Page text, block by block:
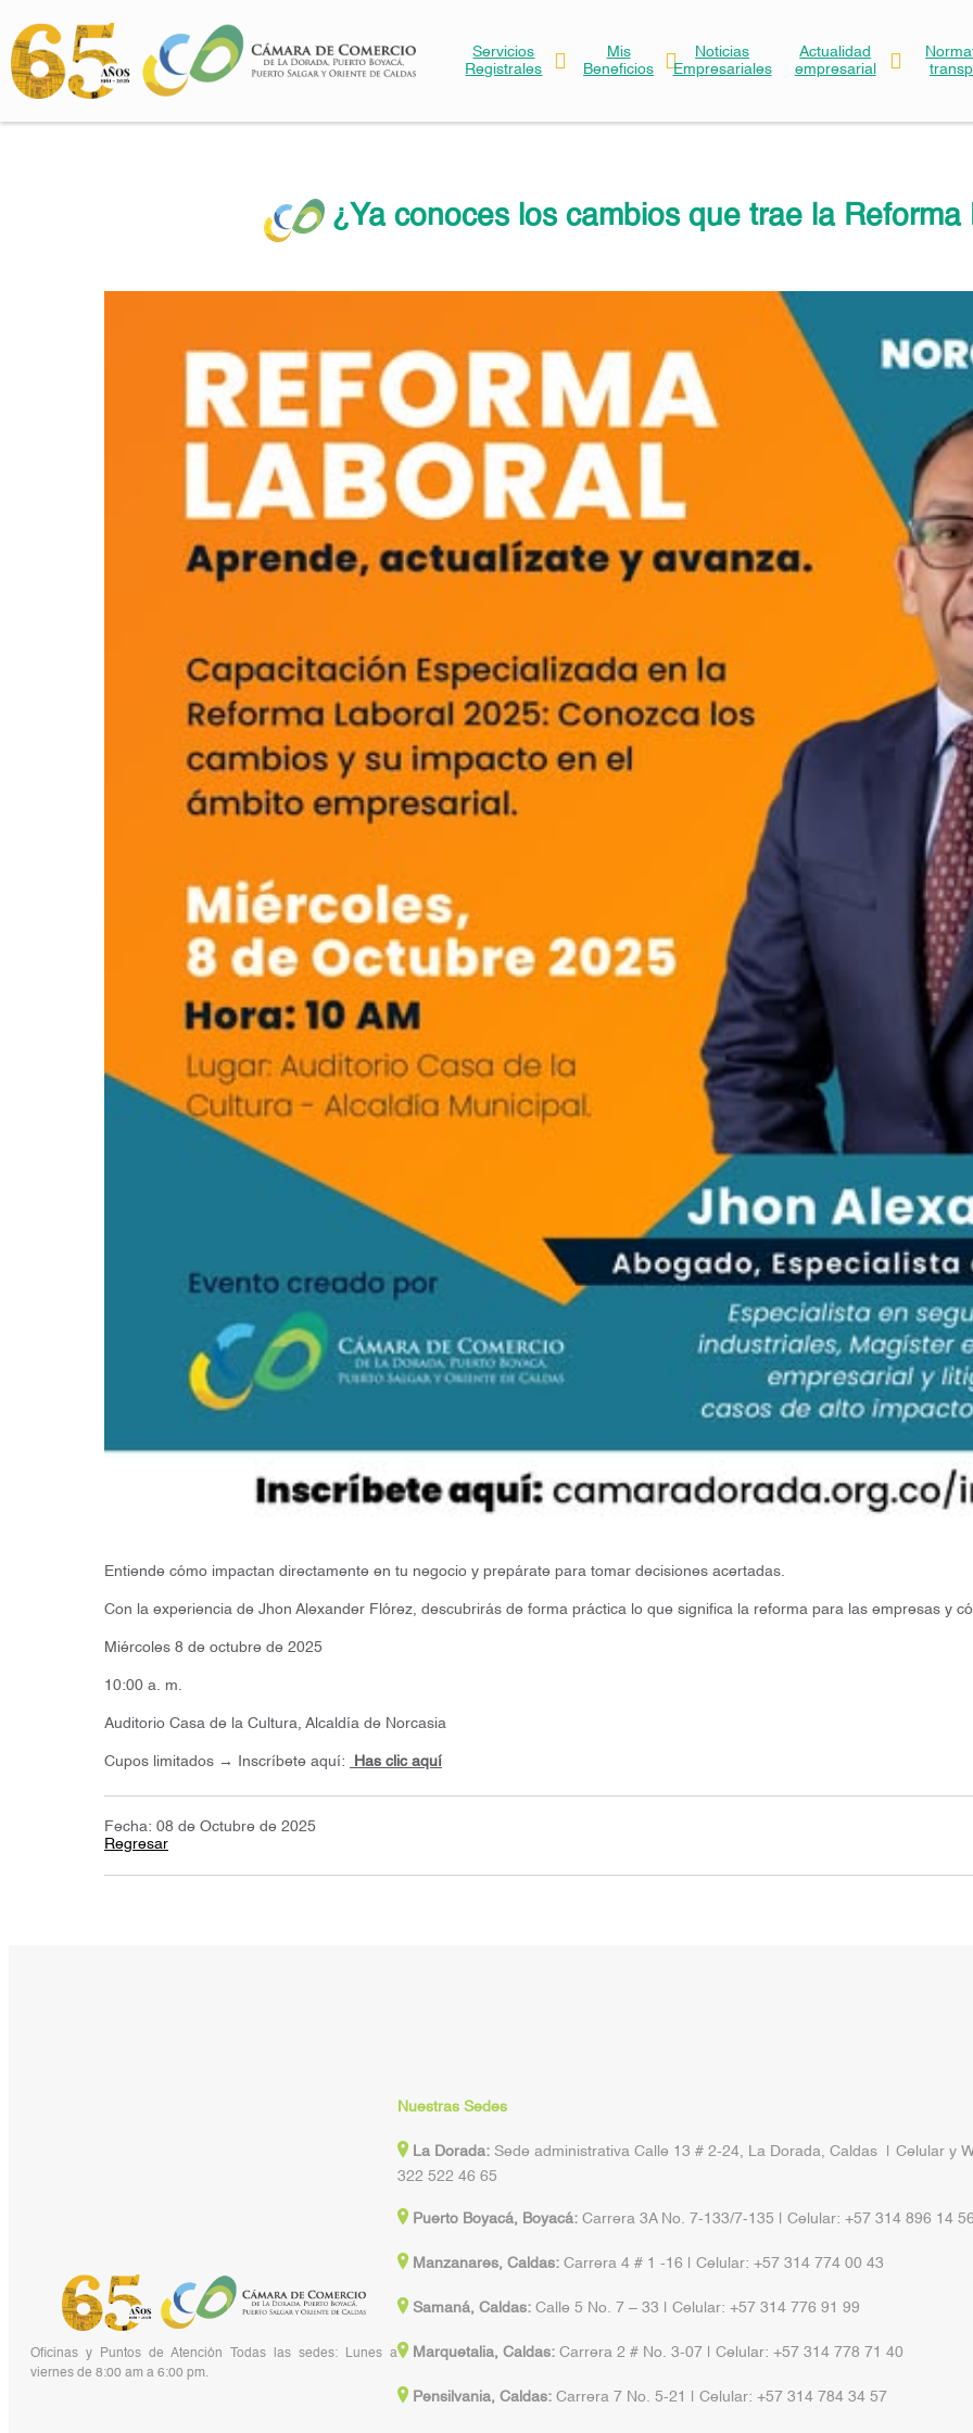
Servicios
Registrales
Mis
Beneficios
Noticias
Empresariales
Actualidad
empresarial
¿Ya conoces los cambios que trae la Reforma
Entiende cómo impactan directamente en tu negocio y prepárate para tomar decisiones acertadas.
Con la experiencia de Jhon Alexander Flórez, descubrirás de forma práctica lo que significa la reforma para las empresas y
Miércoles 8 de octubre de 2025
10:00 a. m.
Auditorio Casa de la Cultura, Alcaldía de Norcasia
Cupos limitados → Inscríbete aquí: Has clic aquí
Fecha: 08 de Octubre de 2025
Regresar
Oficinas y Puntos de Atención Todas las sedes: Lunes a
viernes de 8:00 am a 6:00 pm.
Nuestras Sedes
La Dorada:Sede administrativa Calle 13 # 2-24, La Dorada, Caldas | Celular y
322 522 46 65
Puerto Boyacá, Boyacá:Carrera 3A No. 7-133/7-135 | Celular: +57 314 896 14
Manzanares, Caldas:Carrera 4 # 1 -16 | Celular: +57 314 774 00 43
Samaná, Caldas: Calle 5 No. 7 – 33 | Celular: +57 314 776 91 99
Marquetalia, Caldas:Carrera 2 # No. 3-07 | Celular: +57 314 778 71 40
Pensilvania, Caldas:Carrera 7 No. 5-21 | Celular: +57 314 784 34 57